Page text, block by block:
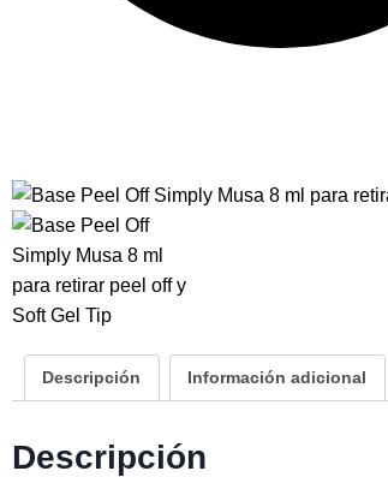
Descripción Información adicional
Descripción